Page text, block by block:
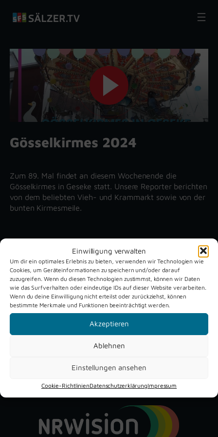
Einwilligung verwalten
Um dir ein optimales Erlebnis zu bieten, verwenden wir Technologien wie
Cookies, um Geräteinformationen zu speichern und/oder darauf
zuzugreifen. Wenn du diesen Technologien zustimmst, können wir Daten
wie das Surfverhalten oder eindeutige IDs auf dieser Website verarbeiten.
Wenn du deine Einwilligung nicht erteilst oder zurückziehst, können
bestimmte Merkmale und Funktionen beeinträchtigt werden.
Akzeptieren
Ablehnen
Einstellungen ansehen
Cookie-RichtlinienDatenschutzerklärungImpressum
Inhalt
springen
Gösselkirmes 2024
Zum 89. Mal findet an diesem Wochenende die
Gösselkirmes in Geseke statt. Unsere Reporter berichten
von dem beliebten Vieh- und Krammarkt sowie von der
bunten Kirmesmeile.
Schützenfest
Verne 2026
Dreckburg
Air
YouTube
Instagram
Facebook